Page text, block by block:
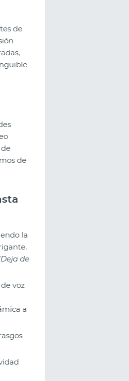
de
de
la
de
voz
a